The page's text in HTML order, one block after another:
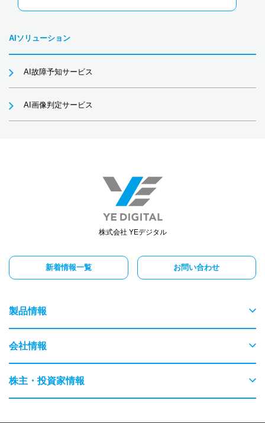
AIソリューション
AI故障予知サービス
AI画像判定サービス
株式会社 YEデジタル
新着情報一覧 お問い合わせ
製品情報
物流
交通
会社情報
ごあいさつ
株主・投資家情報